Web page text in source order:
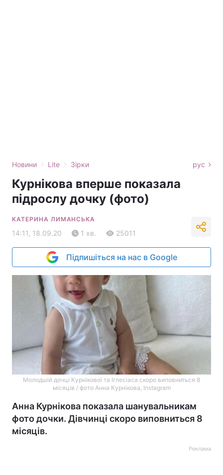
Новини › Lite › Зірки рус
Курнікова вперше показала
підрослу дочку (фото)
КАТЕРИНА ЛИМАНСЬКА
14:11, 18.09.20 1 хв. 25011
Підпишіться на нас в Google
Молодшій дочці Курнікової та Іглесіаса скоро виповниться 8
місяців / фото Анна Курнікова, Instagram
Анна Курнікова показала шанувальникам
фото дочки. Дівчинці скоро виповниться 8
місяців.
Реклама